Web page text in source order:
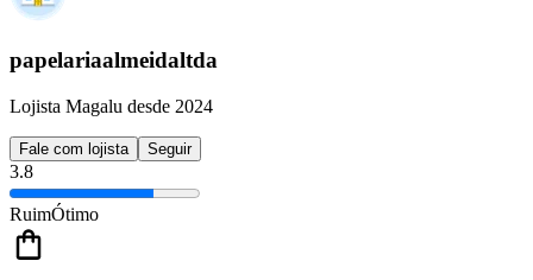
papelariaalmeidaltda
Lojista Magalu desde 2024
Fale com lojista Seguir
3.8
RuimÓtimo